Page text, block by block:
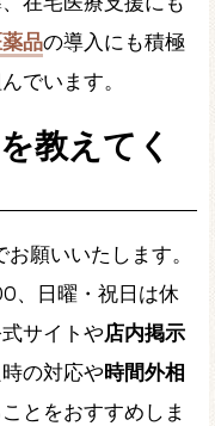
品の導入にも積極
でいます。
教えてく
お願いいたします。
、日曜・祝日は休
サイトや店内掲示
の対応や時間外相
とをおすすめしま